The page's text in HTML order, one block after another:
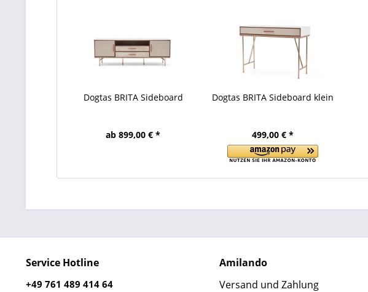
Dogtas BRITA Sideboard
ab 899,00 € *
Dogtas BRITA Sideboard klein
499,00 € *
Service Hotline
+49 761 489 414 64
Amilando
Versand und Zahlung